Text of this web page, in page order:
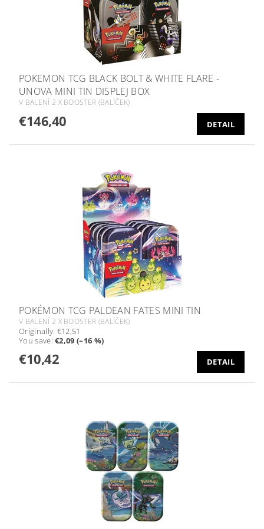
POKEMON TCG BLACK BOLT & WHITE FLARE -
UNOVA MINI TIN DISPLEJ BOX
V BALENÍ 2 X BOOSTER (BALÍČEK)
€146,40 DETAIL
POKÉMON TCG PALDEAN FATES MINI TIN
V BALENÍ 2 X BOOSTER (BALÍČEK)
Originally: €12,51
You save:€2,09 (–16 %)
€10,42 DETAIL